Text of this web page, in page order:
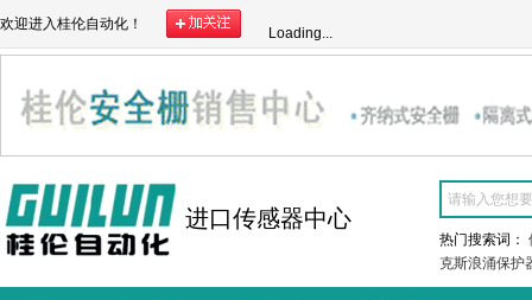
欢迎进入桂伦自动化！
Loading...
进口传感器中心
热门搜索词：
克斯浪涌保护